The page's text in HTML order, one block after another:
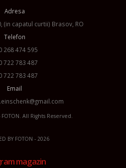
Adresa
(in capatul curtii) Brasov, RO
Telefon
268 474 595
722 783 487
722 783 487
Email
FOTON. All Rights Reserved.
BY FOTON - 2026
magazin